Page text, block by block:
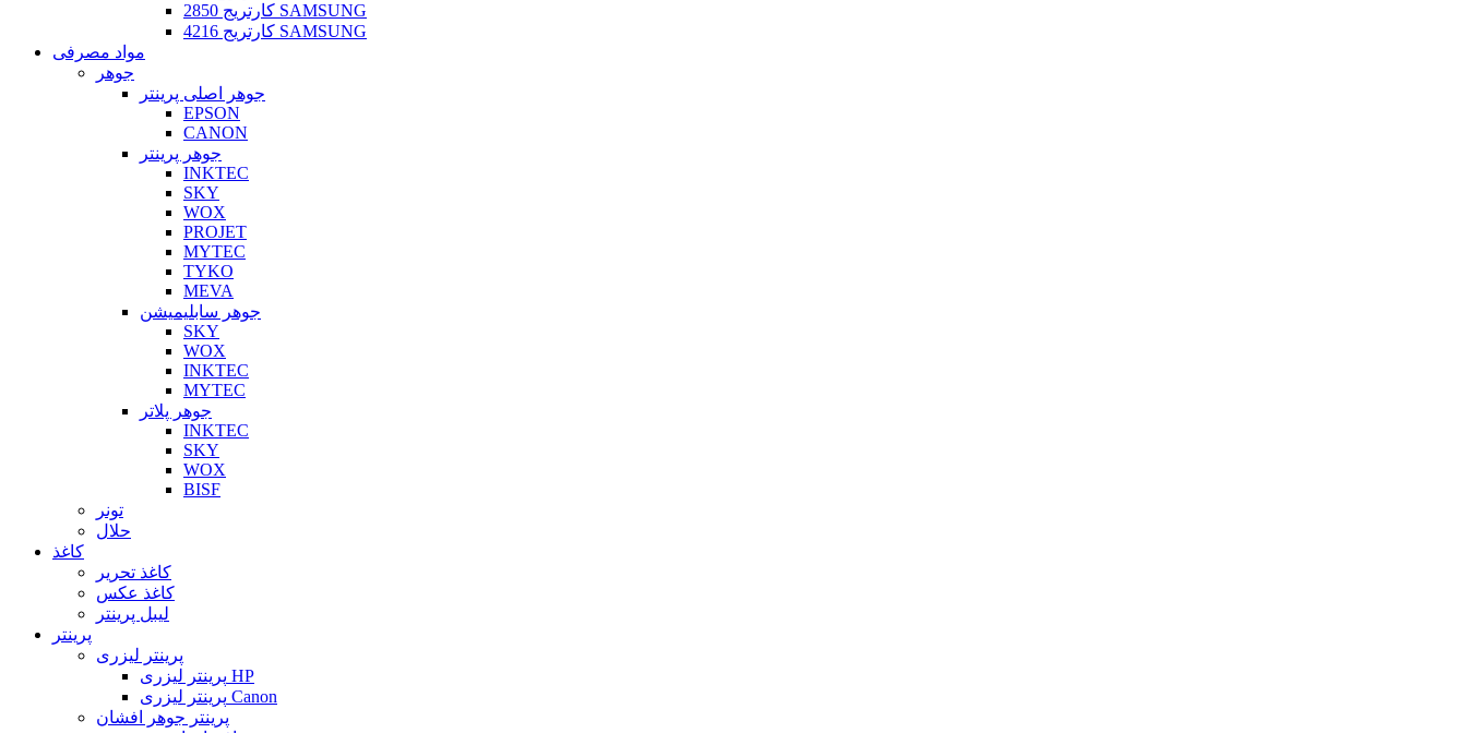
کارتریج 2850 SAMSUNG
کارتریج 4216 SAMSUNG
مواد مصرفی
جوهر
جوهر اصلی پرینتر
EPSON
CANON
جوهر پرینتر
INKTEC
SKY
WOX
PROJET
MYTEC
TYKO
MEVA
جوهر سابلیمیشن
SKY
WOX
INKTEC
MYTEC
جوهر پلاتر
INKTEC
SKY
WOX
BISF
تونر
حلال
کاغذ
کاغذ تحریر
کاغذ عکس
لیبل پرینتر
پرینتر
پرینتر لیزری
پرینتر لیزری HP
پرینتر لیزری Canon
پرینتر جوهر افشان